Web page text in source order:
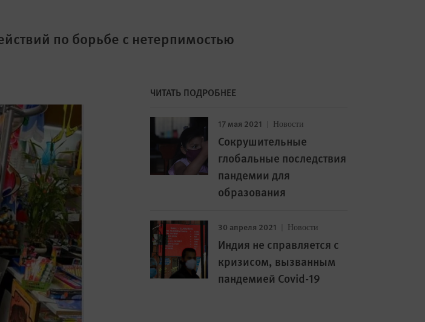
по борьбе с нетерпимостью
ЧИТАТЬ ПОДРОБНЕЕ
17 мая 2021 Новости
Сокрушительные
глобальные последствия
пандемии для
образования
30 апреля 2021 Новости
Индия не справляется с
кризисом, вызванным
пандемией Covid-19